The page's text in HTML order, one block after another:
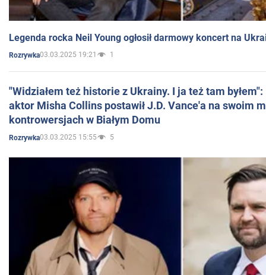
Legenda rocka Neil Young ogłosił darmowy koncert na
Rozrywka03.03.2025 19:21 1
"Widziałem też historie z Ukrainy. I ja też tam
aktor Misha Collins postawił J.D. Vance'a na swoim
kontrowersjach w Białym Domu
Rozrywka03.03.2025 15:55 5